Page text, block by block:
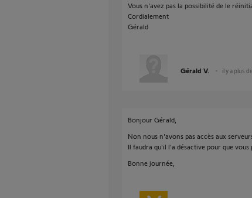
Vous n'avez pas la possibilité de le
Cordialement
Gérald
Gérald V. il y a plus
Bonjour Gérald,
Non nous n'avons pas accès aux
Il faudra qu'il l'a désactive pour que vous
Bonne journée,